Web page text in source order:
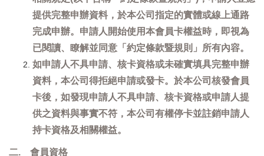
提供完整申辦資料，於本公司指定的實體或線上通路
完成申辦。申請人開始使用本會員卡權益時，即視為
已閱讀、瞭解並同意「約定條款暨規則」所有內容。
如申請人不具申請、核卡資格或未確實填具完整申辦
資料，本公司得拒絕申請或發卡。於本公司核發會員
卡後，如發現申請人不具申請、核卡資格或申請人提
供之資料與事實不符，本公司有權停卡並註銷申請人
持卡資格及相關權益。
二. 會員資格